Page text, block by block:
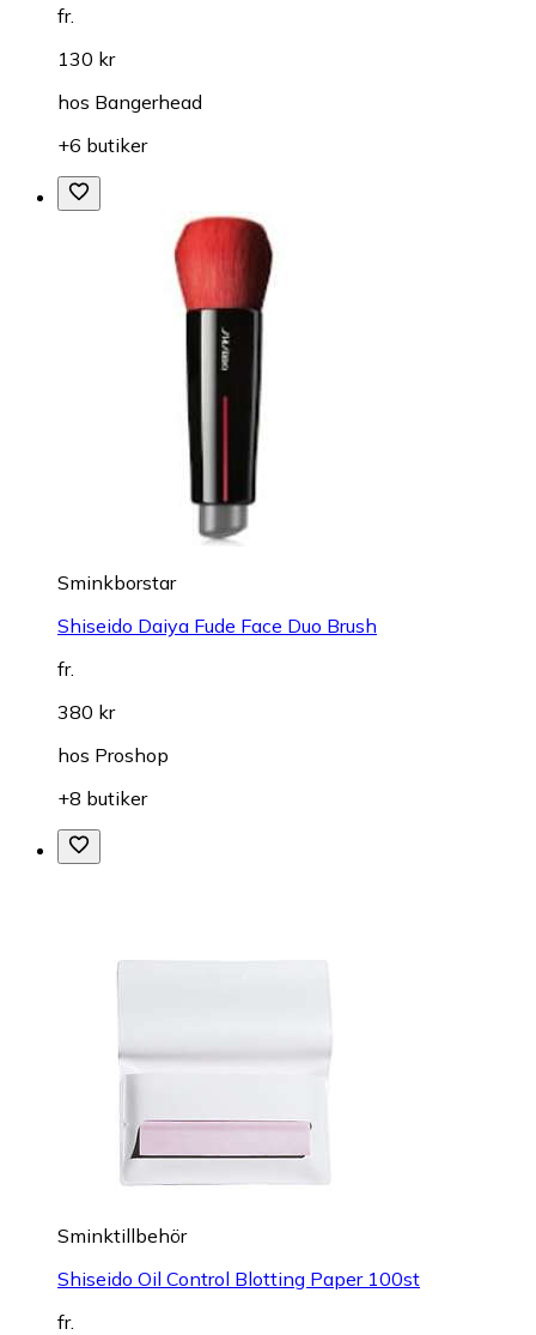
fr.
130 kr
hos Bangerhead
+6 butiker
Sminkborstar
Shiseido Daiya Fude Face Duo Brush
fr.
380 kr
hos Proshop
+8 butiker
Sminktillbehör
Shiseido Oil Control Blotting Paper 100st
fr.